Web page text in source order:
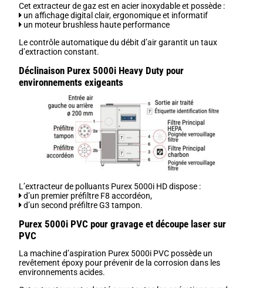
Cet extracteur de gaz est en acier inoxydable et possède :
un affichage digital clair, ergonomique et informatif
un moteur brushless haute performance
Le contrôle automatique du débit d’air garantit un taux
d’extraction constant.
Déclinaison Purex 5000i Heavy Duty pour
environnements exigeants
L’extracteur de polluants Purex 5000i HD dispose :
d’un premier préfiltre F8 accordéon,
d’un second préfiltre G3 tampon.
Purex 5000i PVC pour gravage et découpe laser sur
PVC
La machine d’aspiration Purex 5000i PVC possède un
revêtement époxy pour prévenir de la corrosion dans les
environnements acides.